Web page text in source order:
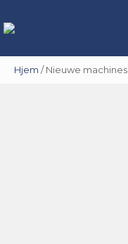
Hjem /Nieuwe machines